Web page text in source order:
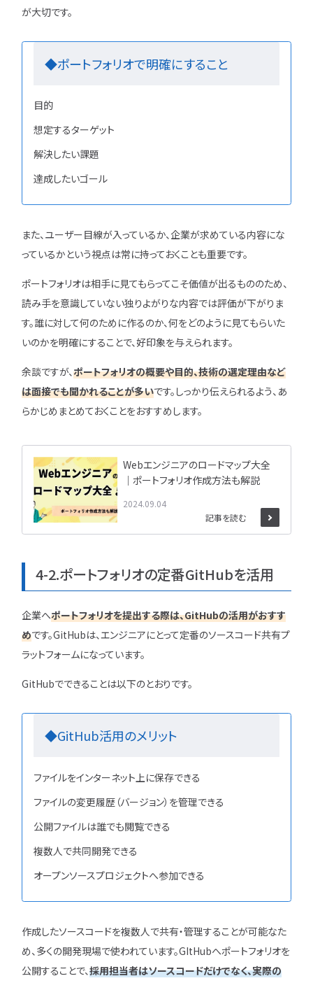
が大切です。
◆ポートフォリオで明確にすること
目的
想定するターゲット
解決したい課題
達成したいゴール
また、ユーザー目線が入っているか、企業が求めている内容にな
っているかという視点は常に持っておくことも重要です。
ポートフォリオは相手に見てもらってこそ価値が出るもののため、
読み手を意識していない独りよがりな内容では評価が下がりま
す。誰に対して何のために作るのか、何をどのように見てもらいた
いのかを明確にすることで、好印象を与えられます。
余談ですが、ポートフォリオの概要や目的、技術の選定理由など
は面接でも聞かれることが多いです。しっかり伝えられるよう、あ
らかじめまとめておくことをおすすめします。
2024.09.04
Webエンジニアのロードマップ大全
｜ポートフォリオ作成方法も解説
記事を読む
4-2.ポートフォリオの定番GitHubを活用
企業へポートフォリオを提出する際は、GitHubの活用がおすす
めです。GitHubは、エンジニアにとって定番のソースコード共有プ
ラットフォームになっています。
GitHubでできることは以下のとおりです。
◆GitHub活用のメリット
ファイルをインターネット上に保存できる
ファイルの変更履歴（バージョン）を管理できる
公開ファイルは誰でも閲覧できる
複数人で共同開発できる
オープンソースプロジェクトへ参加できる
作成したソースコードを複数人で共有・管理することが可能なた
め、多くの開発現場で使われています。GItHubへポートフォリオを
公開することで、採用担当者はソースコードだけでなく、実際の